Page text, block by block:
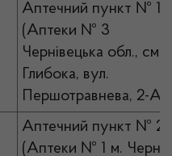
Аптечний пункт № 1
(Аптеки № 3
Чернівецька обл., смт
Глибока, вул.
Першотравнева, 2-А)
Аптечний пункт № 2
(Аптеки № 1 м.